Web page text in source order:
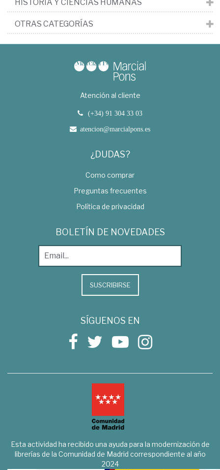
HISTORIA Y CIENCIAS HUMANAS
OTRAS CATEGORÍAS
Atención al cliente
(+34) 91 304 33 03
atencion@marcialpons.es
¿DUDAS?
Como comprar
Preguntas frecuentes
Política de privacidad
BOLETÍN DE NOVEDADES
SUSCRIBIRSE
SÍGUENOS EN
Esta actividad ha recibido una ayuda para la modernización de
librerías de la Comunidad de Madrid correspondiente al año
2024